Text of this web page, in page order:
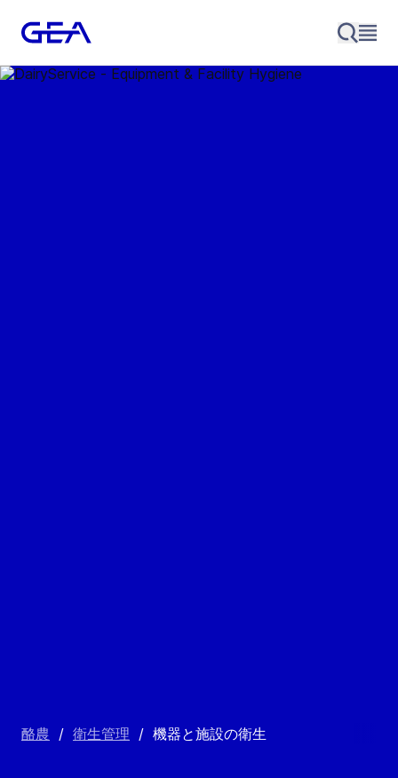
酪農 / 衛生管理 / 機器と施設の衛生